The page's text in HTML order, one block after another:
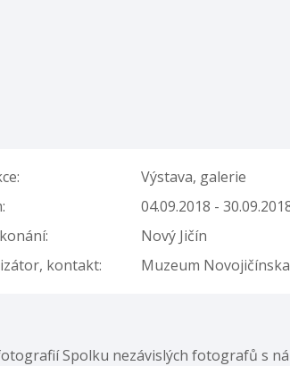
Výstava, galerie
04.09.2018 -
Nový Jičín
kontakt:
Muzeum Novojičínska
Spolku nezávislých fotografů s